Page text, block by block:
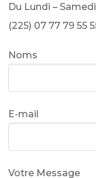
Du Lundi –
(225) 07 77 79 55
Noms
E-mail
Votre Message